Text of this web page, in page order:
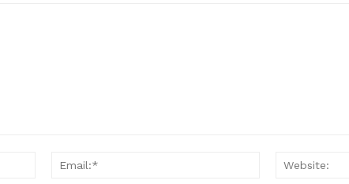
Name:*
Email:*